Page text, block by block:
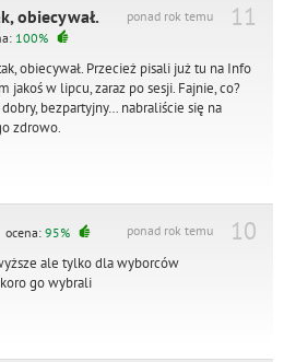
obiecywał. 11
ponad rok temu
100%
obiecywał. Przecież pisali już tu na Info
jakoś w lipcu, zaraz po sesji. Fajnie, co?
dobry, bezpartyjny… nabraliście się na
zdrowo.
10
ponad rok temu
ocena: 95%
ale tylko dla wyborców
go wybrali